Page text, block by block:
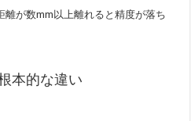
離が数mm以上離れると精度が落ち
本的な違い